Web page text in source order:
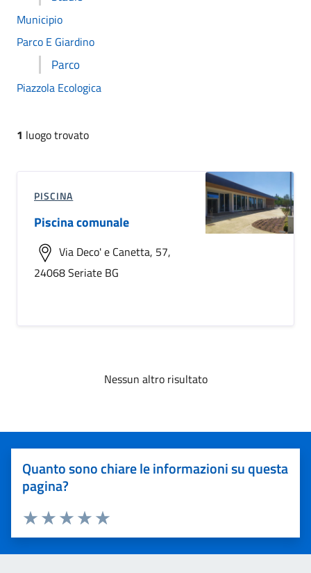
Municipio
Parco E Giardino
Parco
Piazzola Ecologica
1 luogo trovato
PISCINA
Piscina comunale
Via Deco' e Canetta, 57,
24068 Seriate BG
Nessun altro risultato
Quanto sono chiare le informazioni su questa
pagina?
Valuta 5 stelle su 5
Valuta 4 stelle su 5
Valuta 3 stelle su 5
Valuta 2 stelle su 5
Valuta 1 stelle su 5